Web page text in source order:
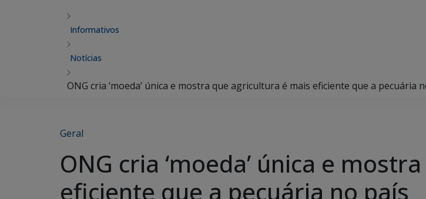
Informativos
Notícias
ONG cria ‘moeda’ única e mostra que agricultura é mais eficiente que a pecuária
Geral
ONG cria ‘moeda’ única e
eficiente que a pecuária no país